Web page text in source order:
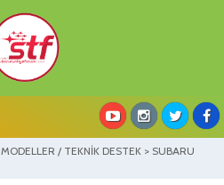
MODELLER / TEKNİK DESTEK > SUBARU